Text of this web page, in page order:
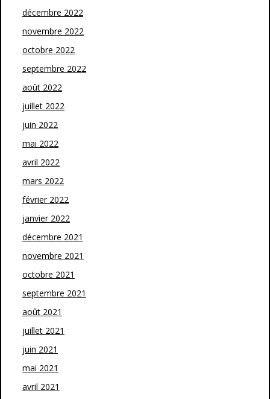
décembre 2022
novembre 2022
octobre 2022
septembre 2022
août 2022
juillet 2022
juin 2022
mai 2022
avril 2022
mars 2022
février 2022
janvier 2022
décembre 2021
novembre 2021
octobre 2021
septembre 2021
août 2021
juillet 2021
juin 2021
mai 2021
avril 2021